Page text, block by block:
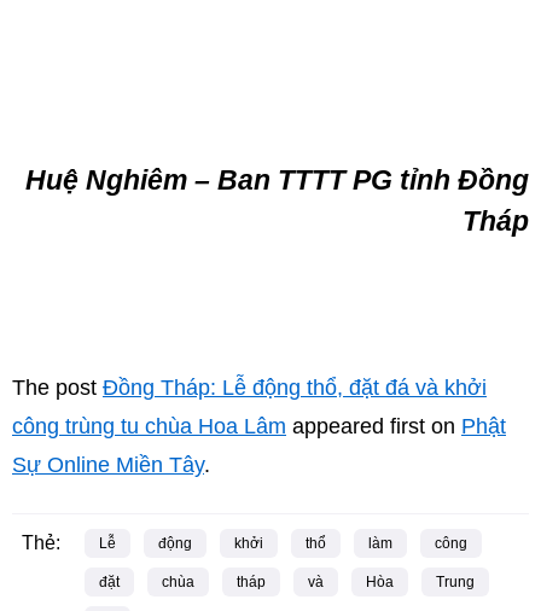
Huệ Nghiêm – Ban TTTT PG tỉnh Đồng
Tháp
The post Đồng Tháp: Lễ động thổ, đặt đá và khởi
công trùng tu chùa Hoa Lâm appeared first on Phật
Sự Online Miền Tây.
Thẻ: Lễ động khởi thổ làm công
đặt chùa tháp và Hòa Trung